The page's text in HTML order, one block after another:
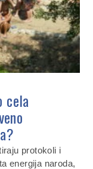
cela
protokoli i
energija naroda,